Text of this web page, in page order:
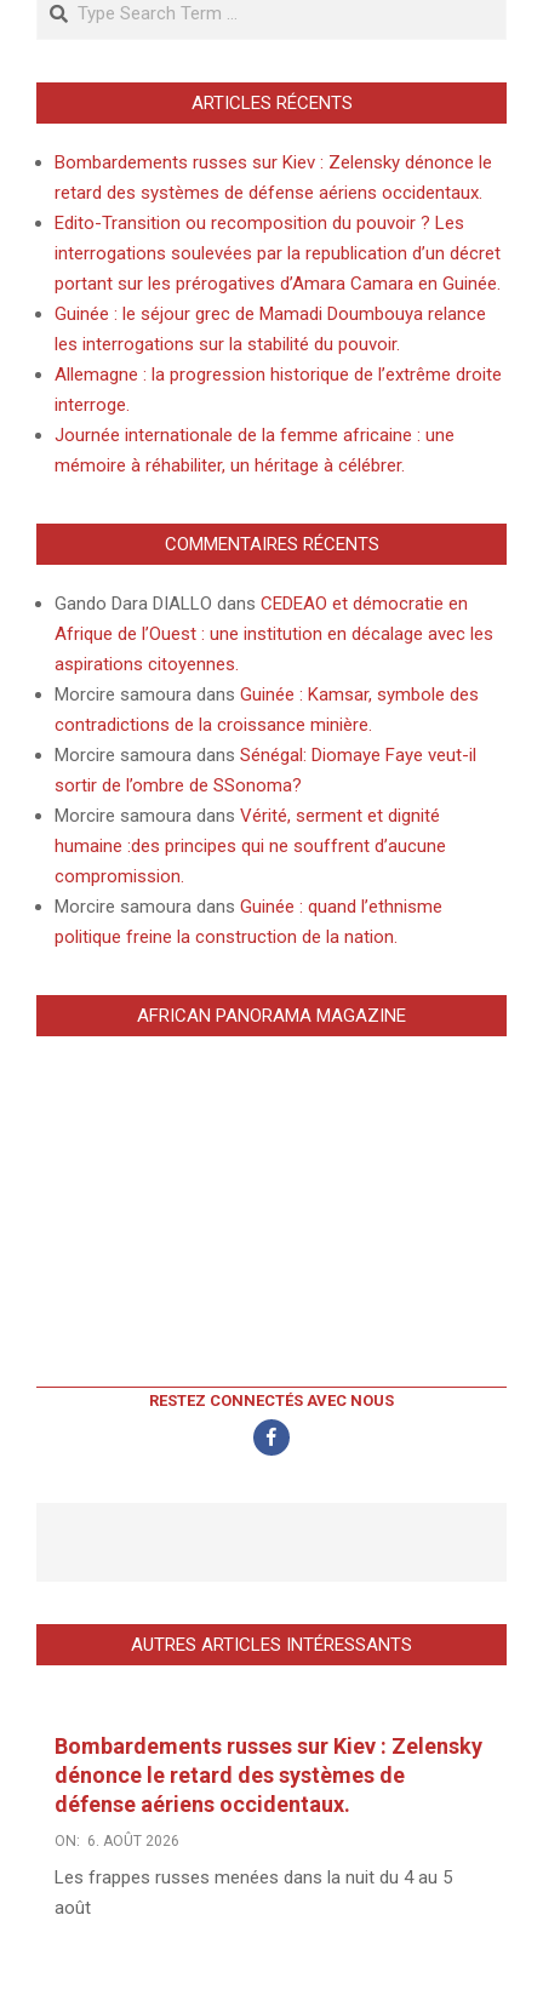
ARTICLES RÉCENTS
Bombardements russes sur Kiev : Zelensky dénonce le
retard des systèmes de défense aériens occidentaux.
Edito-Transition ou recomposition du pouvoir ? Les
interrogations soulevées par la republication d’un décret
portant sur les prérogatives d’Amara Camara en Guinée.
Guinée : le séjour grec de Mamadi Doumbouya relance
les interrogations sur la stabilité du pouvoir.
Allemagne : la progression historique de l’extrême droite
interroge.
Journée internationale de la femme africaine : une
mémoire à réhabiliter, un héritage à célébrer.
COMMENTAIRES RÉCENTS
Gando Dara DIALLO dans CEDEAO et démocratie en
Afrique de l’Ouest : une institution en décalage avec les
aspirations citoyennes.
Morcire samoura dans Guinée : Kamsar, symbole des
contradictions de la croissance minière.
Morcire samoura dans Sénégal: Diomaye Faye veut-il
sortir de l’ombre de SSonoma?
Morcire samoura dans Vérité, serment et dignité
humaine :des principes qui ne souffrent d’aucune
compromission.
Morcire samoura dans Guinée : quand l’ethnisme
politique freine la construction de la nation.
AFRICAN PANORAMA MAGAZINE
RESTEZ CONNECTÉS AVEC NOUS
AUTRES ARTICLES INTÉRESSANTS
Bombardements russes sur Kiev : Zelensky
dénonce le retard des systèmes de
défense aériens occidentaux.
ON: 6. AOÛT 2026
Les frappes russes menées dans la nuit du 4 au 5
août